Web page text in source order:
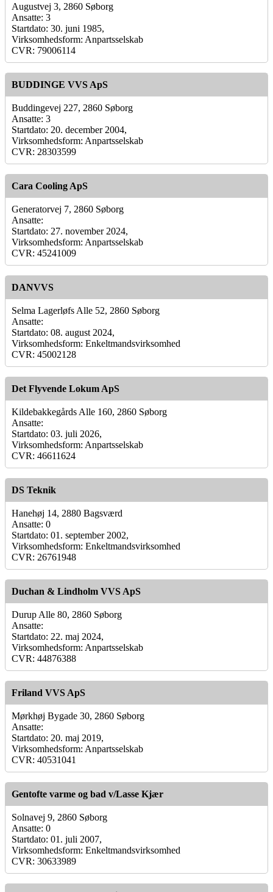
Augustvej 3, 2860 Søborg
Ansatte: 3
Startdato: 30. juni 1985,
Virksomhedsform: Anpartsselskab
CVR: 79006114
BUDDINGE VVS ApS
Buddingevej 227, 2860 Søborg
Ansatte: 3
Startdato: 20. december 2004,
Virksomhedsform: Anpartsselskab
CVR: 28303599
Cara Cooling ApS
Generatorvej 7, 2860 Søborg
Ansatte:
Startdato: 27. november 2024,
Virksomhedsform: Anpartsselskab
CVR: 45241009
DANVVS
Selma Lagerløfs Alle 52, 2860 Søborg
Ansatte:
Startdato: 08. august 2024,
Virksomhedsform: Enkeltmandsvirksomhed
CVR: 45002128
Det Flyvende Lokum ApS
Kildebakkegårds Alle 160, 2860 Søborg
Ansatte:
Startdato: 03. juli 2026,
Virksomhedsform: Anpartsselskab
CVR: 46611624
DS Teknik
Hanehøj 14, 2880 Bagsværd
Ansatte: 0
Startdato: 01. september 2002,
Virksomhedsform: Enkeltmandsvirksomhed
CVR: 26761948
Duchan & Lindholm VVS ApS
Durup Alle 80, 2860 Søborg
Ansatte:
Startdato: 22. maj 2024,
Virksomhedsform: Anpartsselskab
CVR: 44876388
Friland VVS ApS
Mørkhøj Bygade 30, 2860 Søborg
Ansatte:
Startdato: 20. maj 2019,
Virksomhedsform: Anpartsselskab
CVR: 40531041
Gentofte varme og bad v/Lasse Kjær
Solnavej 9, 2860 Søborg
Ansatte: 0
Startdato: 01. juli 2007,
Virksomhedsform: Enkeltmandsvirksomhed
CVR: 30633989